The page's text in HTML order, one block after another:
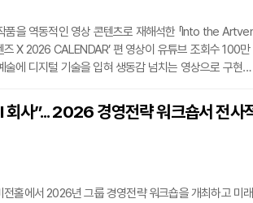
품을 역동적인 영상 콘텐츠로 재해석한 「Into the
즈 X 2026 CALENDAR’ 편 영상이 유튜브 조회수 100만
에 디지털 기술을 입혀 생동감 넘치는 영상으로 구현해
로잡고 있다.이러한 행보는 양종희 KB금융 회장이 지속
과 궤를 같이한다. KB금융은 화랑미술제의 신진 작가
회사”... 2026 경영전략 워크숍서 전사
홀에서 2026년 그룹 경영전략 워크숍을 개최하고 미래